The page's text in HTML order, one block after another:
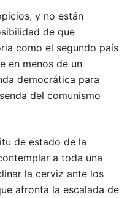
y no están
de que
como el segundo país
en menos de un
democrática para
del comunismo
de estado de la
a toda una
la cerviz ante los
afronta la escalada de